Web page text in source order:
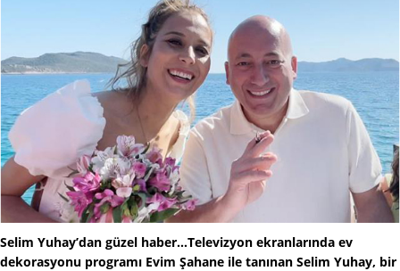
Selim Yuhay’dan güzel haber…Televizyon ekranlarında ev
dekorasyonu programı Evim Şahane ile tanınan Selim Yuhay, bir